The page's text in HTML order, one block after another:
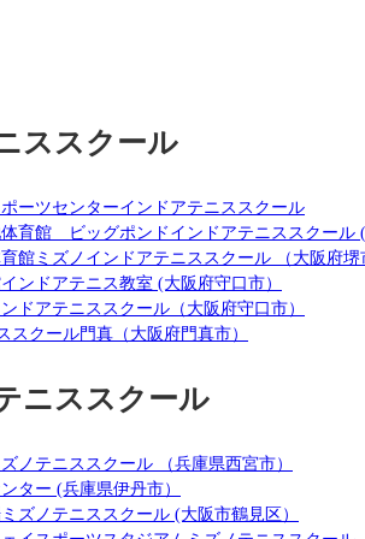
ニススクール
ーツセンターインドアテニススクール
育館 ビッグポンドインドアテニススクール (
館ミズノインドアテニススクール （大阪府堺
ンドアテニス教室 (大阪府守口市）
ドアテニススクール（大阪府守口市）
スクール門真（大阪府門真市）
テニススクール
ノテニススクール （兵庫県西宮市）
ター (兵庫県伊丹市）
ズノテニススクール (大阪市鶴見区）